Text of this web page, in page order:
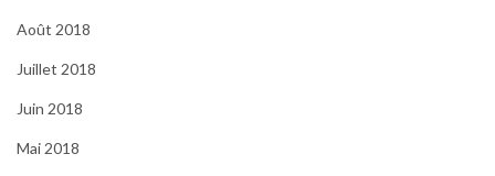
Août 2018
Juillet 2018
Juin 2018
Mai 2018